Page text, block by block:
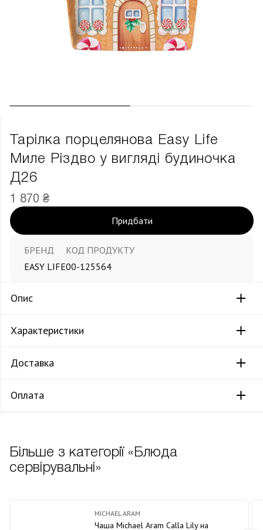
Тарілка порцелянова Easy Life
Миле Різдво у вигляді будиночка
Д26
1 870 ₴
Придбати
БРЕНД
EASY LIFE
КОД ПРОДУКТУ
00-125564
Опис
Характеристики
Доставка
Оплата
Більше з категорії «Блюда
сервірувальні»
MICHAEL ARAM
Чаша Michael Aram Calla Lily на